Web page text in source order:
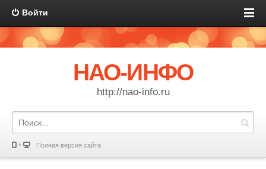
Войти
НАО-ИНФО
http://nao-info.ru
Полная версия сайта